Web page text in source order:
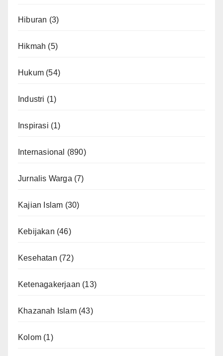
Hiburan (3)
Hikmah (5)
Hukum (54)
Industri (1)
Inspirasi (1)
Internasional (890)
Jurnalis Warga (7)
Kajian Islam (30)
Kebijakan (46)
Kesehatan (72)
Ketenagakerjaan (13)
Khazanah Islam(43)
Kolom (1)